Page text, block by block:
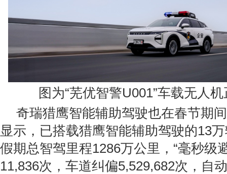
图为“芜优智警U001”车载无人
奇瑞猎鹰智能辅助驾驶也在春节期
显示，已搭载猎鹰智能辅助驾驶的13
假期总智驾里程1286万公里，“毫秒级
11,836次，车道纠偏5,529,682次，自